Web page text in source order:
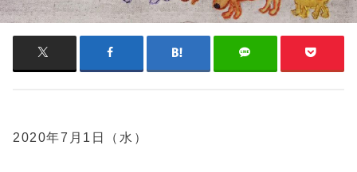
2020年7月1日（水）